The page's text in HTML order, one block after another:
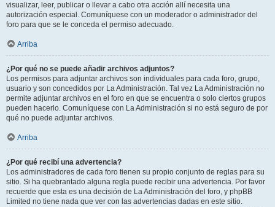
visualizar, leer, publicar o llevar a cabo otra acción allí necesita una
autorización especial. Comuníquese con un moderador o administrador del
foro para que se le conceda el permiso adecuado.
Arriba
¿Por qué no se puede añadir archivos adjuntos?
Los permisos para adjuntar archivos son individuales para cada foro, grupo,
usuario y son concedidos por La Administración. Tal vez La Administración no
permite adjuntar archivos en el foro en que se encuentra o solo ciertos grupos
pueden hacerlo. Comuníquese con La Administración si no está seguro de por
qué no puede adjuntar archivos.
Arriba
¿Por qué recibí una advertencia?
Los administradores de cada foro tienen su propio conjunto de reglas para su
sitio. Si ha quebrantado alguna regla puede recibir una advertencia. Por favor
recuerde que esta es una decisión de La Administración del foro, y phpBB
Limited no tiene nada que ver con las advertencias dadas en este sitio.